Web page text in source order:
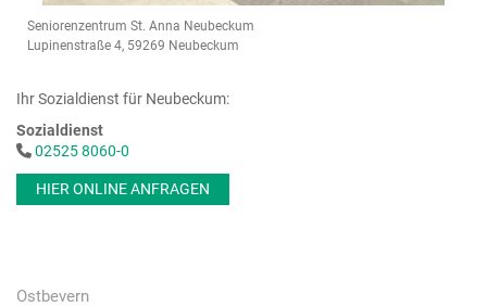
Seniorenzentrum St. Anna Neubeckum
Lupinenstraße 4, 59269 Neubeckum
Ihr Sozialdienst für Neubeckum:
Sozialdienst
02525 8060-0
HIER ONLINE ANFRAGEN
Ostbevern